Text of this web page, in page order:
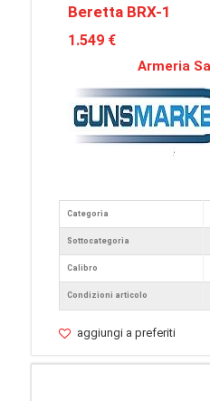
Beretta BRX-1
1.549 €
Armeria
Categoria
Sottocategoria
Calibro
Condizioni articolo
aggiungi a preferiti